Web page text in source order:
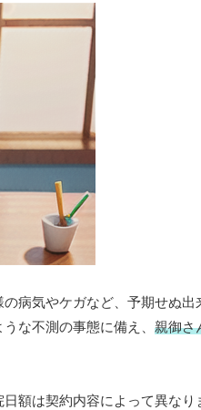
病気やケガなど、予期せぬ出
な不測の事態に備え、 親御さ
額は契約内容によって異な